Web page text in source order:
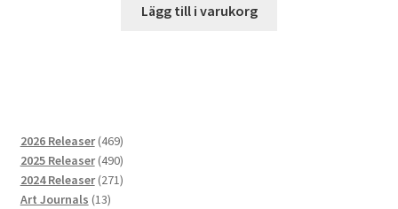
Lägg till i varukorg
2026 Releaser 469469
produkter
2025 Releaser 490490
produkter
2024 Releaser 271271
Art Journals 1313